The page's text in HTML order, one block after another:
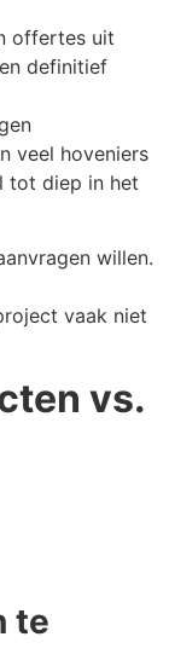
offertes uit
definitief
veel hoveniers
tot diep in het
willen.
vaak niet
vs.
te